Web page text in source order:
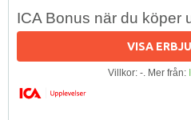
ICA Bonus när du köper
VISA
Villkor: -. Mer från: